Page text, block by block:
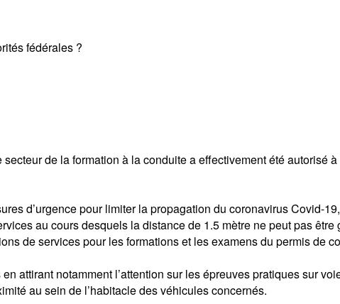
fédérales ?
de la formation à la conduite a effectivement été autorisé
d’urgence pour limiter la propagation du coronavirus Covid-
au cours desquels la distance de 1.5 mètre ne peut pas
de services pour les formations et les examens du permis de
attirant notamment l’attention sur les épreuves pratiques sur
au sein de l’habitacle des véhicules concernés.